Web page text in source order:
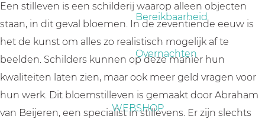
Bereikbaarheid
Overnachten
WEBSHOP
Een stilleven is een schilderij waarop alleen objecten
staan, in dit geval bloemen. In de zeventiende eeuw is
het de kunst om alles zo realistisch mogelijk af te
beelden. Schilders kunnen op deze manier hun
kwaliteiten laten zien, maar ook meer geld vragen voor
hun werk. Dit bloemstilleven is gemaakt door Abraham
van Beijeren, een specialist in stillevens. Er zijn slechts